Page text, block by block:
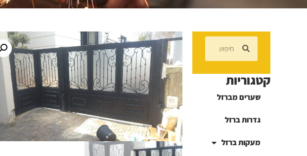
קטגוריות
שערים מברזל
גדרות ברזל
מעקות ברזל